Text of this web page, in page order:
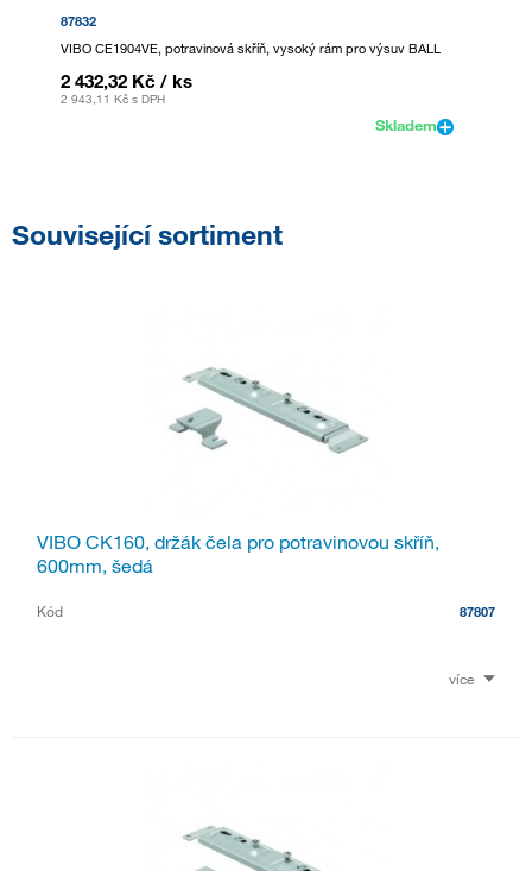
87832
VIBO CE1904VE, potravinová skříň, vysoký rám pro výsuv BALL
2 432,32 Kč / ks
2 943,11 Kč s DPH
Skladem
Související sortiment
VIBO CK160, držák čela pro potravinovou skříň,
600mm, šedá
Kód 87807
více